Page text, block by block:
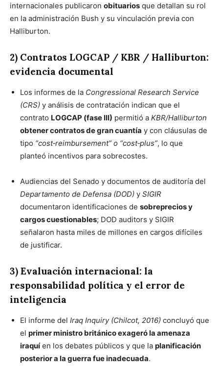
internacionales publicaron obituarios que detallan su rol
en la administración Bush y su vinculación previa con
Halliburton.
2) Contratos LOGCAP / KBR / Halliburton:
evidencia documental
Los informes de la Congressional Research Service
(CRS) y análisis de contratación indican que el
contrato LOGCAP (fase III) permitió a KBR/Halliburton
obtener contratos de gran cuantía y con cláusulas de
tipo “cost‑reimbursement” o “cost‑plus”, lo que
planteó incentivos para sobrecostes.
Audiencias del Senado y documentos de auditoría del
Departamento de Defensa (DOD) y SIGIR
documentaron identificaciones de sobreprecios y
cargos cuestionables; DOD auditors y SIGIR
señalaron hasta miles de millones en cargos difíciles
de justificar.
3) Evaluación internacional: la
responsabilidad política y el error de
inteligencia
El informe del Iraq Inquiry (Chilcot, 2016) concluyó que
el primer ministro británico exageró la amenaza
iraquíen los debates públicos y que la planificación
posterior a la guerra fue inadecuada.